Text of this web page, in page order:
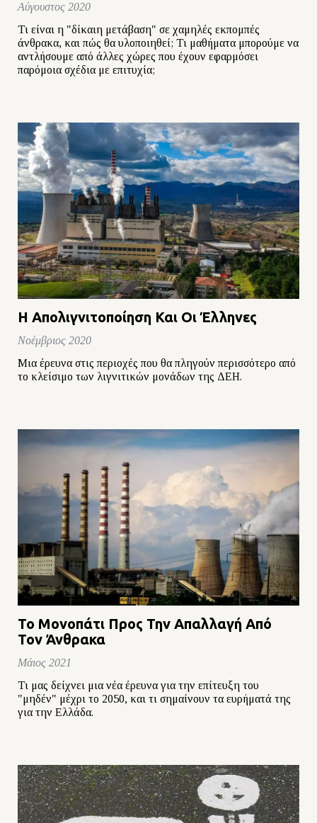
Αύγουστος 2020
Τι είναι η "δίκαιη μετάβαση" σε χαμηλές εκπομπές
άνθρακα, και πώς θα υλοποιηθεί; Τι μαθήματα μπορούμε να
αντλήσουμε από άλλες χώρες που έχουν εφαρμόσει
παρόμοια σχέδια με επιτυχία;
Η Απολιγνιτοποίηση Και Οι Έλληνες
Νοέμβριος 2020
Μια έρευνα στις περιοχές που θα πληγούν περισσότερο από
το κλείσιμο των λιγνιτικών μονάδων της ΔΕΗ.
Το Μονοπάτι Προς Την Απαλλαγή Από
Τον Άνθρακα
Μάιος 2021
Τι μας δείχνει μια νέα έρευνα για την επίτευξη του
"μηδέν" μέχρι το 2050, και τι σημαίνουν τα ευρήματά της
για την Ελλάδα.